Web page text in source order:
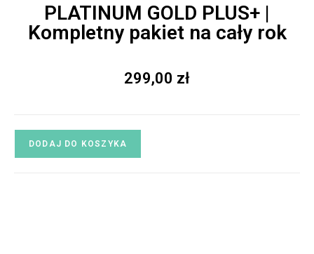
PLATINUM GOLD PLUS+ |
Kompletny pakiet na cały rok
299,00 zł
DODAJ DO KOSZYKA